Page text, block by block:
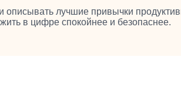
описывать лучшие привычки
в цифре спокойнее и безопаснее.